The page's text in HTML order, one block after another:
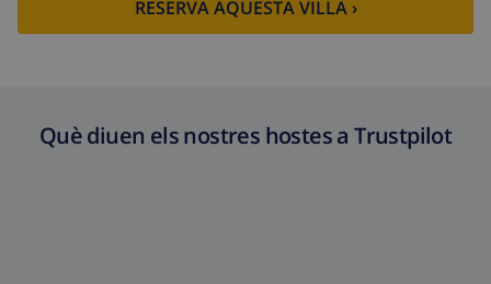
RESERVA AQUESTA VILLA ›
Què diuen els nostres hostes a Trustpilot